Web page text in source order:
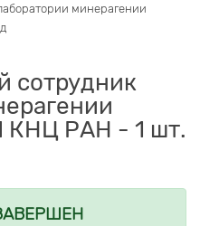
минерагении
сотрудник
КНЦ РАН - 1 шт.